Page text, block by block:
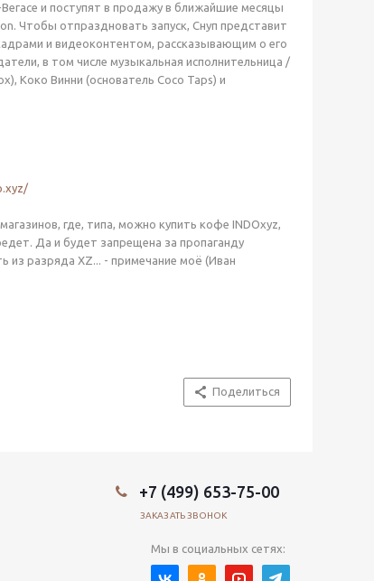
и поступят в продажу в ближайшие месяцы
Чтобы отпраздновать запуск, Снуп представит
и видеоконтентом, рассказывающим о его
в том числе музыкальная исполнительница /
Коко Винни (основатель Coco Taps) и
где, типа, можно купить кофе INDOxyz,
Да и будет запрещена за пропаганду
из разряда XZ... - примечание моё (Иван
Поделиться
+7 (499) 653-75-00
ЗАКАЗАТЬ ЗВОНОК
Мы в социальных сетях: